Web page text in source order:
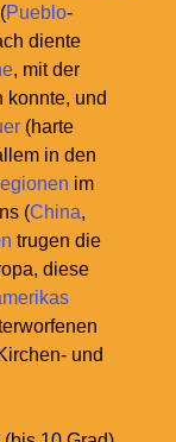
Pueblo-
diente
, mit der
konnte, und
(harte
in den
im
(China,
trugen die
diese
und